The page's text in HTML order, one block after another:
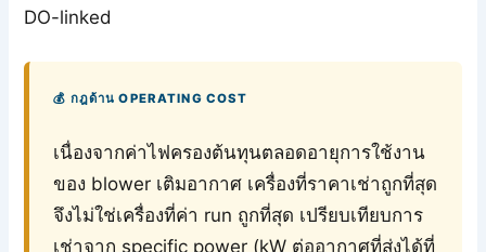
DO-linked
💰 กฎด้าน OPERATING COST
เนื่องจากค่าไฟครองต้นทุนตลอดอายุการใช้งาน
ของ blower เติมอากาศ เครื่องที่ราคาเช่าถูกที่สุด
จึงไม่ใช่เครื่องที่ค่า run ถูกที่สุด เปรียบเทียบการ
เช่าจาก specific power (kW ต่ออากาศที่ส่งได้ที่